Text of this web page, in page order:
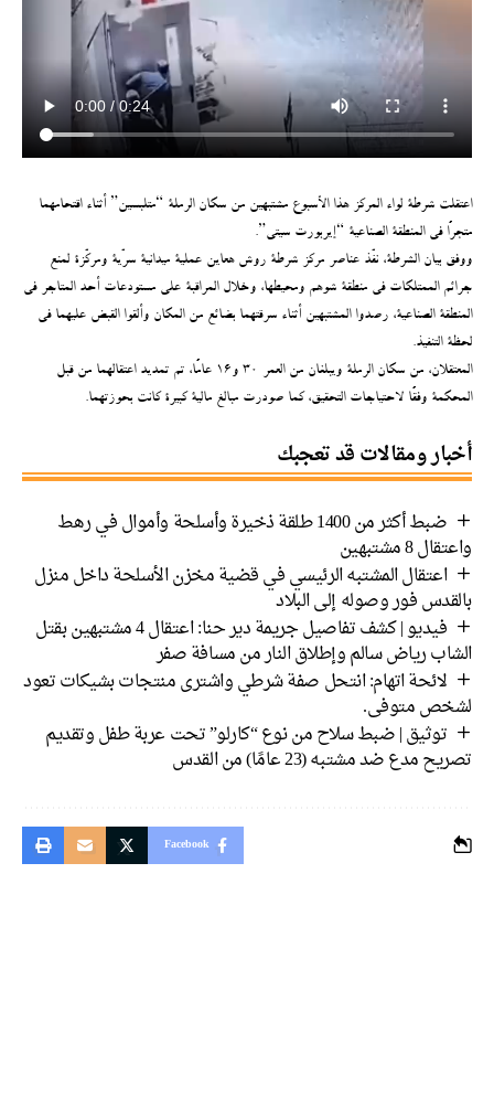
اعتقلت شرطة لواء المركز هذا الأسبوع مشتبهين من سكان الرملة “متلبسين” أثناء اقتحامهما
متجرًا في المنطقة الصناعية “إيربورت سيتي”.
ووفق بيان الشرطة، نفّذ عناصر مركز شرطة روش هعاين عملية ميدانية سرّية ومركّزة لمنع
جرائم الممتلكات في منطقة شوهم ومحيطها، وخلال المراقبة على مستودعات أحد المتاجر في
المنطقة الصناعية، رصدوا المشتبهين أثناء سرقتهما بضائع من المكان وألقوا القبض عليهما في
لحظة التنفيذ.
المعتقلان، من سكان الرملة ويبلغان من العمر 30 و16 عامًا، تم تمديد اعتقالهما من قبل
المحكمة وفقًا لاحتياجات التحقيق، كما صودرت مبالغ مالية كبيرة كانت بحوزتهما.
أخبار ومقالات قد تعجبك
ضبط أكثر من 1400 طلقة ذخيرة وأسلحة وأموال في رهط
واعتقال 8 مشتبهين
اعتقال المشتبه الرئيسي في قضية مخزن الأسلحة داخل منزل
بالقدس فور وصوله إلى البلاد
فيديو | كشف تفاصيل جريمة دير حنا: اعتقال 4 مشتبهين بقتل
الشاب رياض سالم وإطلاق النار من مسافة صفر
لائحة اتهام: انتحل صفة شرطي واشترى منتجات بشيكات تعود
لشخص متوفى.
توثيق | ضبط سلاح من نوع “كارلو” تحت عربة طفل وتقديم
تصريح مدع ضد مشتبه (23 عامًا) من القدس
Facebook